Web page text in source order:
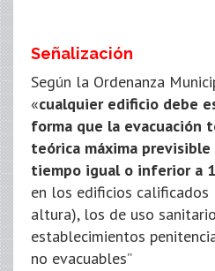
Señalización
Según la Ordenanza
«cualquier edificio debe
forma que la evacuación
teórica máxima
tiempo igual o inferior a
en los edificios calificados
altura), los de uso
establecimientos
no evacuables”